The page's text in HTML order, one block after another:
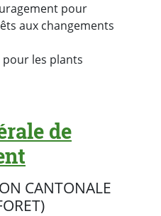
pour
aux changements
les plants
de
CANTONALE